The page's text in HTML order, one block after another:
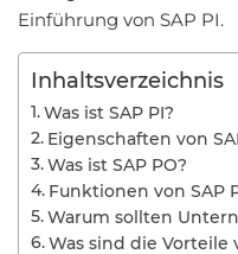
Einführung von SAP PI.
Inhaltsverzeichnis
Was ist SAP PI?
Eigenschaften von
Was ist SAP PO?
Funktionen von SAP
Warum sollten
Was sind die Vorteile